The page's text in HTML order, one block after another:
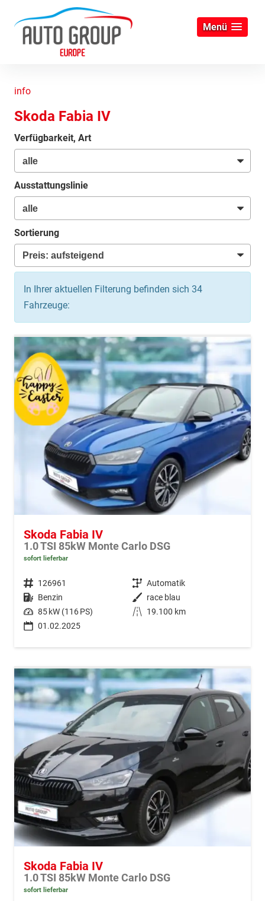
Menü
info
Skoda Fabia IV
Verfügbarkeit, Art
Ausstattungslinie
Sortierung
In Ihrer aktuellen Filterung befinden sich 34
Fahrzeuge:
Skoda Fabia IV
1.0 TSI 85kW Monte Carlo DSG
sofort lieferbar
Fahrzeugnr. 126961 Getriebe Automatik
Kraftstoff Benzin Außenfarbe race blau
Leistung 85 kW (116 PS) Kilometerstand
19.100 km
01.02.2025
Skoda Fabia IV
1.0 TSI 85kW Monte Carlo DSG
sofort lieferbar